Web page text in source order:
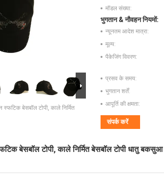
बेसबॉल टोपी, काले निर्मित
मॉडल संख्या:
भुगतान & नौवहन नियमों:
न्यूनतम आदेश मात्रा:
मूल्य:
पैकेजिंग विवरण:
प्रसव के समय:
भुगतान शर्तें:
आपूर्ति की क्षमता:
संपर्क करें
बेसबॉल टोपी, काले निर्मित बेसबॉल टोपी धातु बकसुआ